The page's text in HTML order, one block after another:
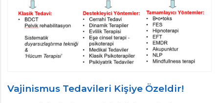
Vajinismus Tedavileri Kişiye Özeldir!